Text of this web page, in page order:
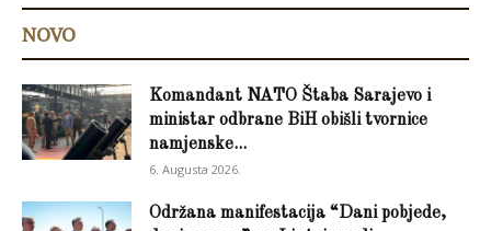
NOVO
Komandant NATO Štaba Sarajevo i
ministar odbrane BiH obišli tvornice
namjenske...
6. Augusta 2026.
Održana manifestacija “Dani pobjede,